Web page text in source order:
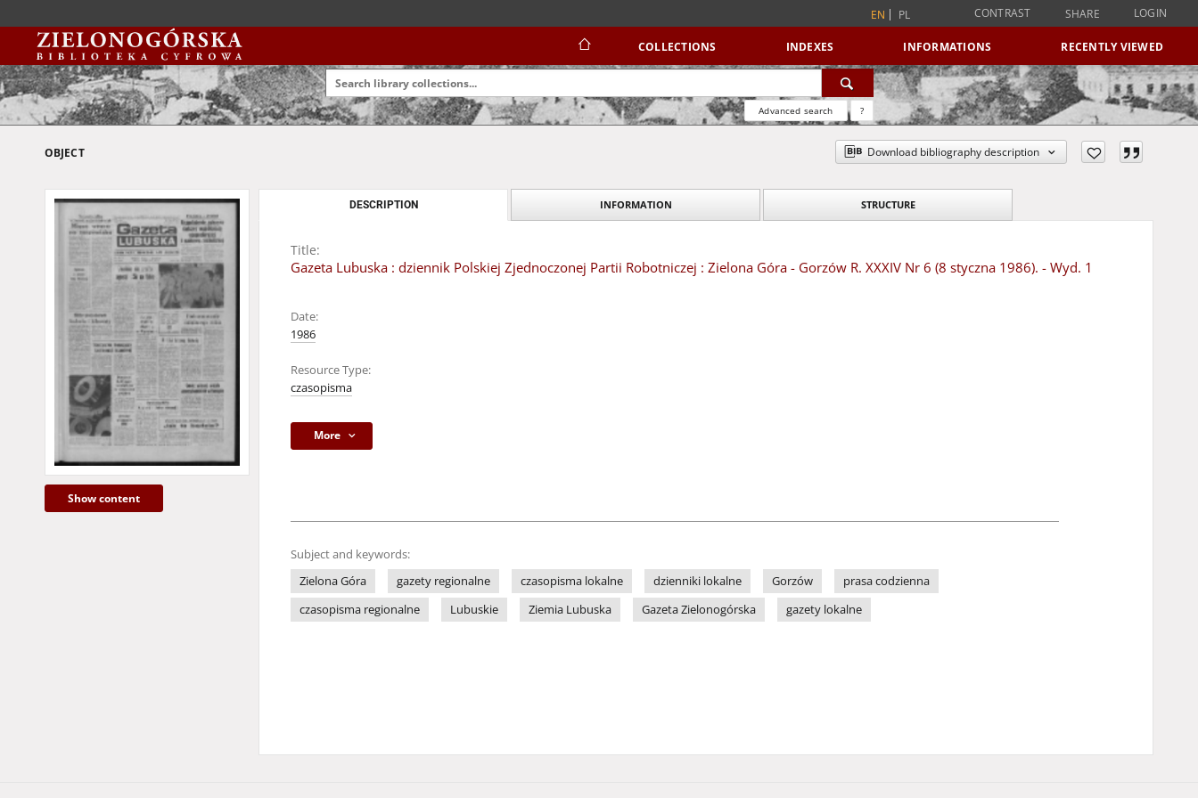
EN PL CONTRAST SHARE LOGIN
COLLECTIONS INDEXES INFORMATIONS RECENTLY VIEWED
Advanced search ?
OBJECT Download bibliography description
Show content
DESCRIPTION INFORMATION STRUCTURE
Title:
Gazeta Lubuska : dziennik Polskiej Zjednoczonej Partii Robotniczej : Zielona Góra - Gorzów R. XXXIV Nr 6 (8 styczna 1986). - Wyd. 1
Date:
1986
Resource Type:
czasopisma
More
Subject and keywords:
Zielona Góra
gazety regionalne czasopisma lokalne dzienniki lokalne Gorzów
prasa codzienna
czasopisma regionalne
Lubuskie Ziemia Lubuska Gazeta Zielonogórska gazety lokalne